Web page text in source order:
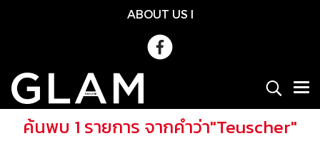
ABOUT US l
ค้นพบ 1 รายการ จากคำว่า"Teuscher"